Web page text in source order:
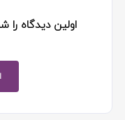
اولین دیدگاه